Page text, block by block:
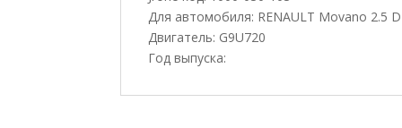
Для автомобиля: RENAULT Movano 2.5
Двигатель: G9U720
Год выпуска: